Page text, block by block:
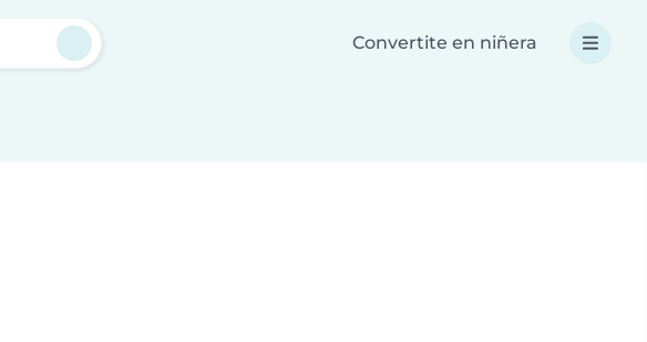
Convertite en niñera